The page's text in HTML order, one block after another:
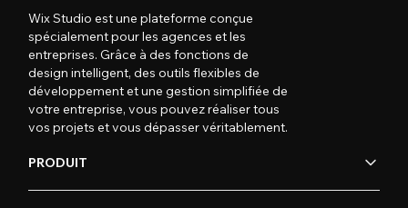
Wix Studio est une plateforme conçue
spécialement pour les agences et les
entreprises. Grâce à des fonctions de
design intelligent, des outils flexibles de
développement et une gestion simplifiée de
votre entreprise, vous pouvez réaliser tous
vos projets et vous dépasser véritablement.
PRODUIT